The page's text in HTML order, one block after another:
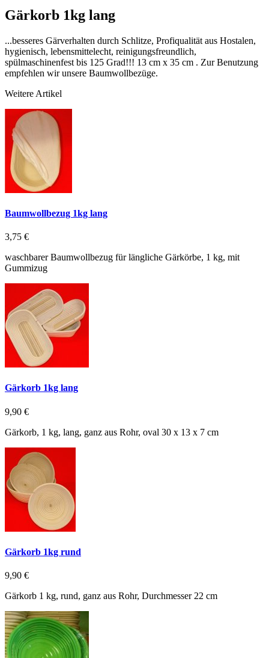
Gärkorb 1kg lang
...besseres Gärverhalten durch Schlitze, Profiqualität aus Hostalen,
hygienisch, lebensmittelecht, reinigungsfreundlich,
spülmaschinenfest bis 125 Grad!!! 13 cm x 35 cm . Zur Benutzung
empfehlen wir unsere Baumwollbezüge.
Weitere Artikel
Baumwollbezug 1kg lang
3,75 €
waschbarer Baumwollbezug für längliche Gärkörbe, 1 kg, mit
Gummizug
Gärkorb 1kg lang
9,90 €
Gärkorb, 1 kg, lang, ganz aus Rohr, oval 30 x 13 x 7 cm
Gärkorb 1kg rund
9,90 €
Gärkorb 1 kg, rund, ganz aus Rohr, Durchmesser 22 cm